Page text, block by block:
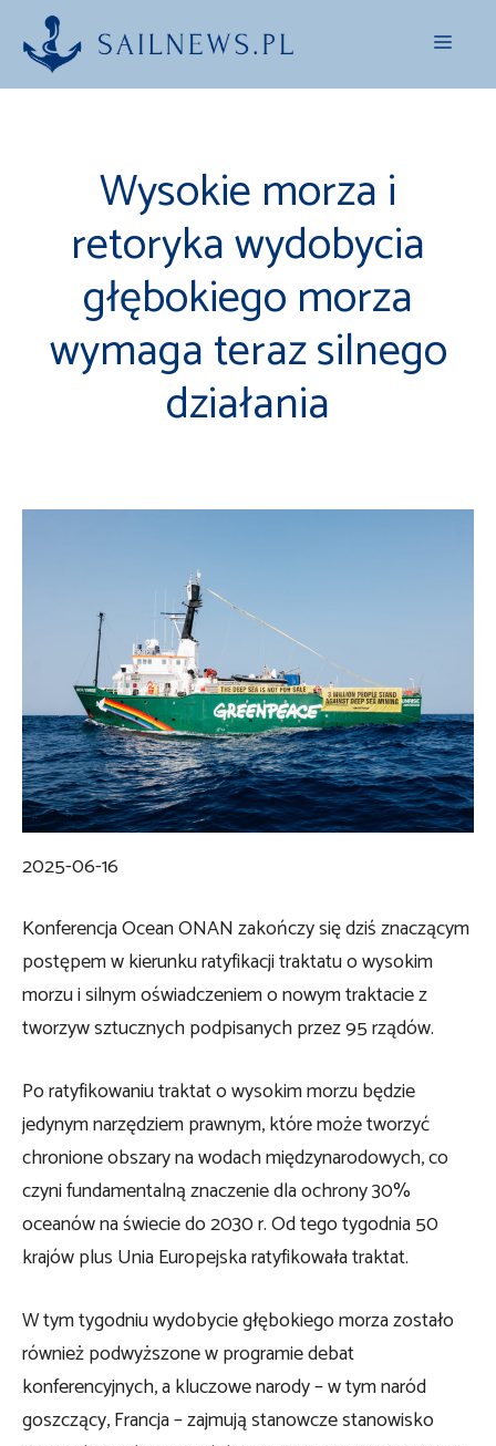
Przejdź
treści
Menu
Wysokie morza i
retoryka wydobycia
głębokiego morza
wymaga teraz silnego
działania
2025-06-16
Konferencja Ocean ONAN zakończy się dziś znaczącym
postępem w kierunku ratyfikacji traktatu o wysokim
morzu i silnym oświadczeniem o nowym traktacie z
tworzyw sztucznych podpisanych przez 95 rządów.
Po ratyfikowaniu traktat o wysokim morzu będzie
jedynym narzędziem prawnym, które może tworzyć
chronione obszary na wodach międzynarodowych, co
czyni fundamentalną znaczenie dla ochrony 30%
oceanów na świecie do 2030 r. Od tego tygodnia 50
krajów plus Unia Europejska ratyfikowała traktat.
W tym tygodniu wydobycie głębokiego morza zostało
również podwyższone w programie debat
konferencyjnych, a kluczowe narody – w tym naród
goszczący, Francja – zajmują stanowcze stanowisko